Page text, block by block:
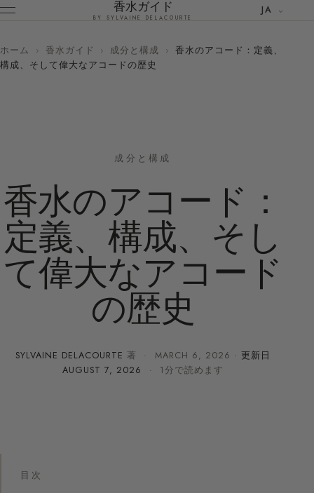
香水ガイド
BY SYLVAINE DELACOURTE
JA
ホーム › 香水ガイド › 成分と構成 › 香水のアコード：定義、
構成、そして偉大なアコードの歴史
成分と構成
香水のアコード：
定義、構成、そし
て偉大なアコード
の歴史
SYLVAINE DELACOURTE 著 · MARCH 6, 2026 · 更新日
AUGUST 7, 2026
· 1分で読めます
目次